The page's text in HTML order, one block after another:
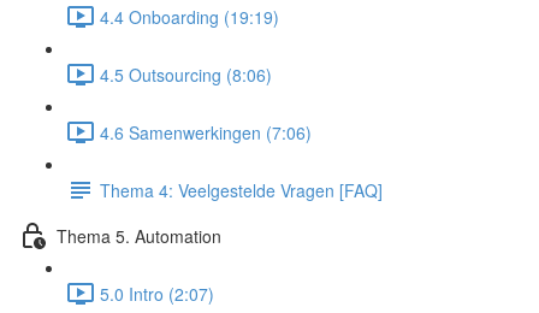
4.4 Onboarding (19:19)
4.5 Outsourcing (8:06)
4.6 Samenwerkingen (7:06)
Thema 4: Veelgestelde Vragen [FAQ]
Thema 5. Automation
5.0 Intro (2:07)